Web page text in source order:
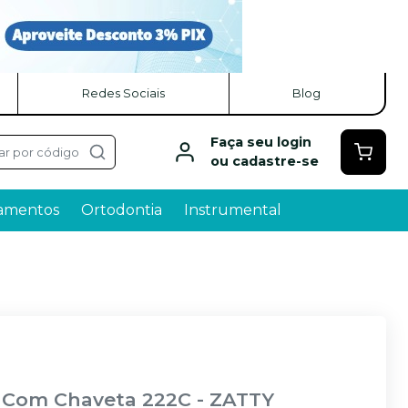
Redes Sociais Blog
por código
Faça seu login
ou cadastre-se
Ortodontia Instrumental
Chaveta 222C - ZATTY